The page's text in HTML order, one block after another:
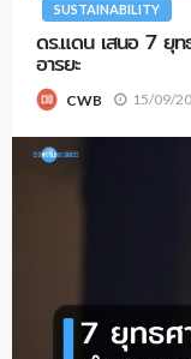
SUSTAINABILITY
ดร.แดน เสนอ 7 ยุท
อารยะ
CWB 15/09/